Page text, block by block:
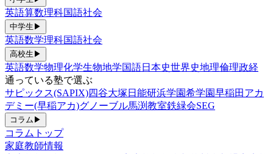
英語算数理科国語社会
中学生 ▶
英語数学理科国語社会
高校生 ▶
英語数学物理化学生物地学国語日本史世界史地理倫理政経
通っている塾で選ぶ
サピックス(SAPIX)四谷大塚 日能研浜学園希学園早稲田アカ
デミー(早稲アカ)グノーブル馬渕教室鉄緑会SEG
コラム ▶
コラムトップ
家庭教師情報